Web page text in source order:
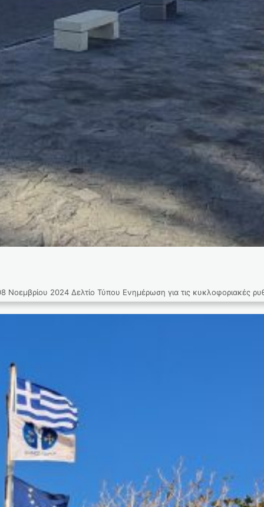
2024 Δελτίο Τύπου Ενημέρωση για τις κυκλοφοριακές